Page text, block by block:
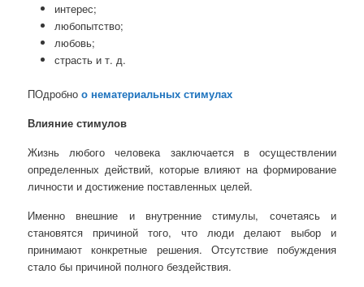
интерес;
любопытство;
любовь;
страсть и т. д.
ПОдробноо нематериальных стимулах
Влияние стимулов
Жизнь любого человека заключается в осуществлении
определенных действий, которые влияют на формирование
личности и достижение поставленных целей.
Именно внешние и внутренние стимулы, сочетаясь и
становятся причиной того, что люди делают выбор и
принимают конкретные решения. Отсутствие побуждения
стало бы причиной полного бездействия.